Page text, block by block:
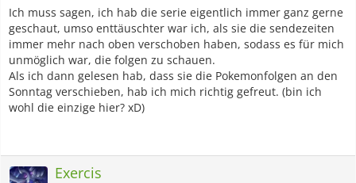
Ich muss sagen, ich hab die serie eigentlich immer ganz gerne
geschaut, umso enttäuschter war ich, als sie die sendezeiten
immer mehr nach oben verschoben haben, sodass es für mich
unmöglich war, die folgen zu schauen.
Als ich dann gelesen hab, dass sie die Pokemonfolgen an den
Sonntag verschieben, hab ich mich richtig gefreut. (bin ich
wohl die einzige hier? xD)
Exercis